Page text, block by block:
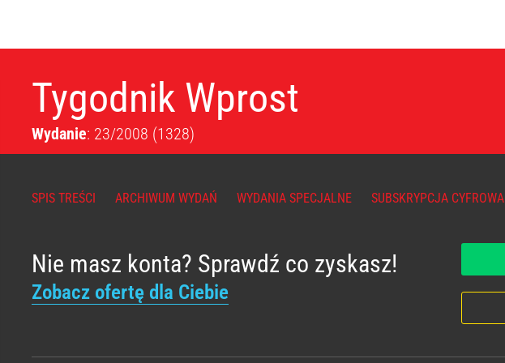
Tygodnik Wprost
Wydanie: 23/2008 (1328)
SPIS TREŚCI ARCHIWUM WYDAŃ WYDANIA SPECJALNE SUBSKRYPCJA CYFROWA
Nie masz konta? Sprawdź co zyskasz!
Zobacz ofertę dla Ciebie